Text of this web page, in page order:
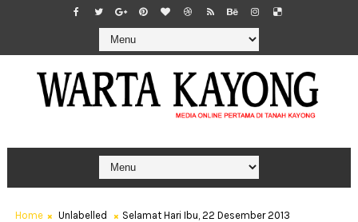
Home Unlabelled Selamat Hari Ibu, 22 Desember 2013